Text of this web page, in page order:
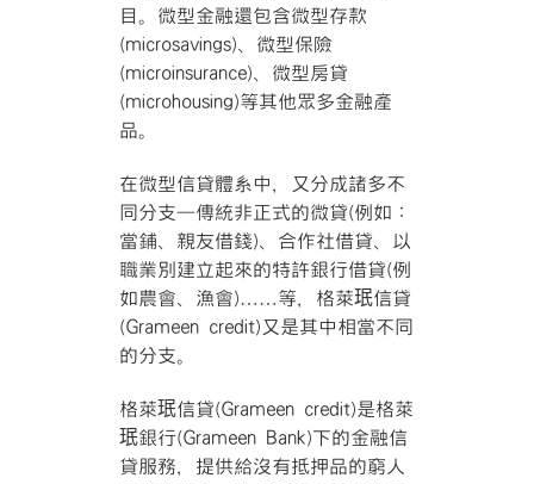
目。微型金融還包含微型存款
(microsavings)、微型保險
(microinsurance)、微型房貸
(microhousing)等其他眾多金融產
品。
在微型信貸體系中，又分成諸多不
同分支—傳統非正式的微貸(例如：
當鋪、親友借錢)、合作社借貸、以
職業別建立起來的特許銀行借貸(例
如農會、漁會)……等，格萊珉信貸
(Grameen credit)又是其中相當不同
的分支。
格萊珉信貸(Grameen credit)是格萊
珉銀行(Grameen Bank)下的金融信
貸服務，提供給沒有抵押品的窮人